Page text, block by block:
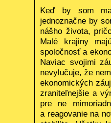
Keď by som
jednoznačne by
nášho života,
Malé krajiny
spoločnosť a
Naviac svojimi
nevylučuje, že
ekonomických
zraniteľnejšie a
pre ne
a reagovanie na